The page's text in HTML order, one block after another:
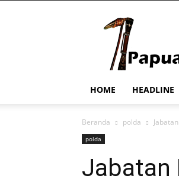
HOME HEADLINE
Beranda polda
polda
Jabatan